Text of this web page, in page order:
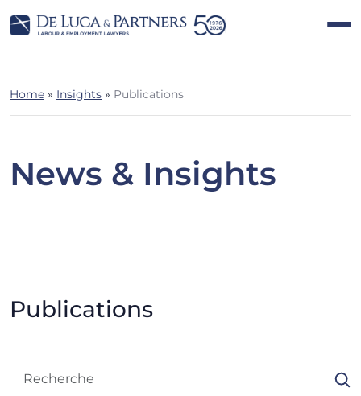
Home » Insights » Publications
News & Insights
Publications